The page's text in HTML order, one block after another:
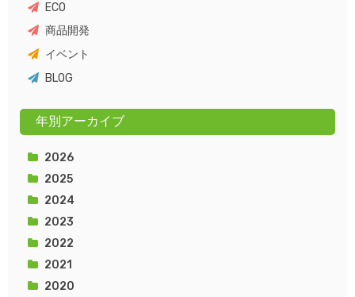
ECO
商品開発
イベント
BLOG
年別アーカイブ
2026
2025
2024
2023
2022
2021
2020